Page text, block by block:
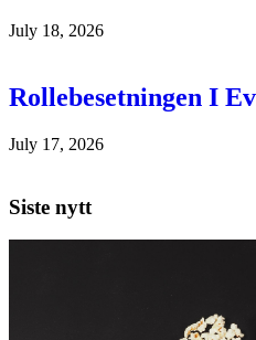
July 18, 2026
Rollebesetningen I
July 17, 2026
Siste nytt